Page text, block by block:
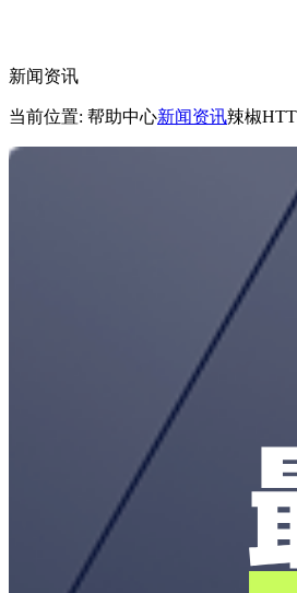
新闻资讯
当前位置: 帮助中心新闻资讯辣椒